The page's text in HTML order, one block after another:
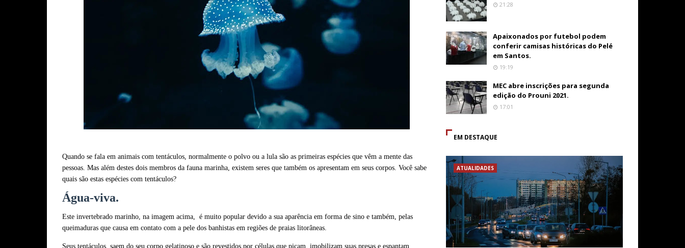
Quando se fala em animais com tentáculos, normalmente o polvo ou a lula são as primeiras espécies que vêm a mente das
pessoas. Mas além destes dois membros da fauna marinha, existem seres que também os apresentam em seus corpos. Você sabe
quais são estas espécies com tentáculos?
Água-viva.
Este invertebrado marinho, na imagem acima, é muito popular devido a sua aparência em forma de sino e também, pelas
queimaduras que causa em contato com a pele dos banhistas em regiões de praias litorâneas.
Seus tentáculos, saem do seu corpo gelatinoso e são revestidos por células que picam, imobilizam suas presas e espantam
21:28
Apaixonados por futebol podem
conferir camisas históricas do Pelé
em Santos.
19:19
MEC abre inscrições para segunda
edição do Prouni 2021.
17:01
EM DESTAQUE
ATUALIDADES